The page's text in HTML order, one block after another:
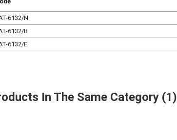
6132/N
6132/B
6132/E
In The Same Category (1)